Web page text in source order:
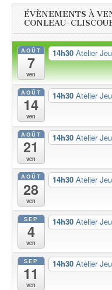
ÉVÈNEMENTS À
CONLEAU-
AOÛT
7
ven
14h30 Atelier
AOÛT
14
ven
14h30 Atelier
AOÛT
21
ven
14h30 Atelier
AOÛT
28
ven
14h30 Atelier
SEP
4
ven
14h30 Atelier
SEP
11
ven
14h30 Atelier